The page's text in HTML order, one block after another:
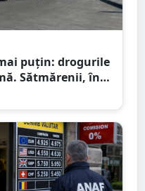
puțin: drogurile
Sătmărenii, în